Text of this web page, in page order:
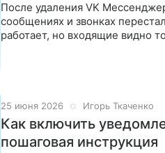
После удаления VK
сообщениях и звонках
работает, но входящие видно
25 июня 2026 Игорь Ткаченко
Как включить
пошаговая инструкция